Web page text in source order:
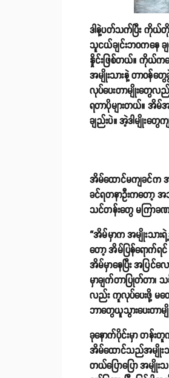
ဒါနဲ့ပတ်သက်ပြီး ကိုယ်
သူငယ်ချင်းဘဝကနေ
နှိုင်းဖြစ်တယ်။ ကိုယ်က
အမျိုးသားနဲ့ တာဝန်
လုပ်ပေးတာမျိုးတွ
ရတာပိုများတယ်။ အိ
ချည်းပဲ။ အဲ့ဒါမျိုး
အိမ်ထောင်မကျခင်က အ
ခင်ရတနာဦးကတော့ အ
သင်တန်းတွေ မကြာခ
“အိမ်မှာက အမျိုးသား
တော့ အိမ်ပြန်ရောက်ရ
အိမ်မှာနေပြီး အပြ
မှာချက်တာပြုတ်တာ၊
လည်း ကူလုပ်ပေးဖို့ မ
ဘာတွေယူသွားပေးတာ
ခုနောက်ပိုင်းမှာ တန်
အိမ်ထောင်သည်အမျိုး
တယ်ပြောပြော အမ